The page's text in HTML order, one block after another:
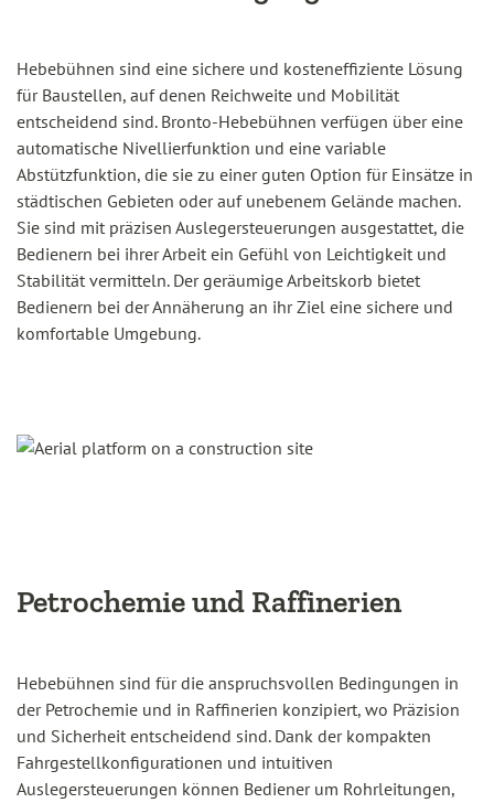
Hebebühnen sind eine sichere und kosteneffiziente Lösung
für Baustellen, auf denen Reichweite und Mobilität
entscheidend sind. Bronto-Hebebühnen verfügen über eine
automatische Nivellierfunktion und eine variable
Abstützfunktion, die sie zu einer guten Option für Einsätze in
städtischen Gebieten oder auf unebenem Gelände machen.
Sie sind mit präzisen Auslegersteuerungen ausgestattet, die
Bedienern bei ihrer Arbeit ein Gefühl von Leichtigkeit und
Stabilität vermitteln. Der geräumige Arbeitskorb bietet
Bedienern bei der Annäherung an ihr Ziel eine sichere und
komfortable Umgebung.
Petrochemie und Raffinerien
Hebebühnen sind für die anspruchsvollen Bedingungen in
der Petrochemie und in Raffinerien konzipiert, wo Präzision
und Sicherheit entscheidend sind. Dank der kompakten
Fahrgestellkonfigurationen und intuitiven
Auslegersteuerungen können Bediener um Rohrleitungen,